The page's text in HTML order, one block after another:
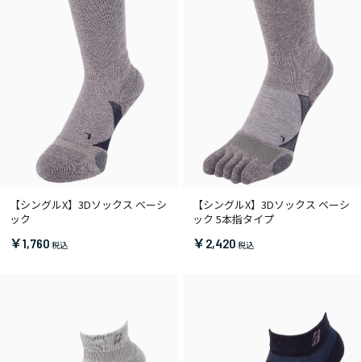
【シングルX】3Dソックス ベーシ
ック
￥1,760
【シングルX】3Dソックス ベーシ
ック 5本指タイプ
￥2,420